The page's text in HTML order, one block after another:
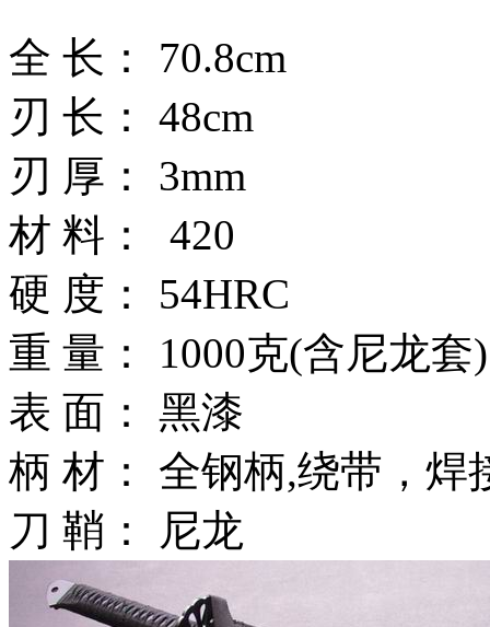
全 长： 70.8cm
刃 长： 48cm
刃 厚： 3mm
材 料： 420
硬 度： 54HRC
重 量： 1000克(含尼龙
表 面： 黑漆
柄 材： 全钢柄,绕带，
刀 鞘： 尼龙